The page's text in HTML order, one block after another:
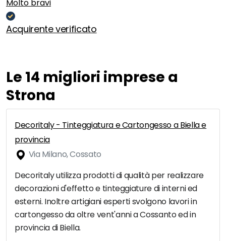
Molto bravi
Acquirente verificato
Le 14 migliori imprese a
Strona
Decoritaly - Tinteggiatura e Cartongesso a Biella e
provincia
Via Milano, Cossato
Decoritaly utilizza prodotti di qualità per realizzare
decorazioni d'effetto e tinteggiature di interni ed
esterni. Inoltre artigiani esperti svolgono lavori in
cartongesso da oltre vent'anni a Cossanto ed in
provincia di Biella.